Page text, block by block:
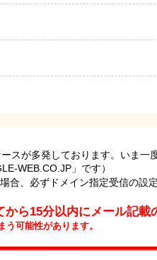
スが多発しております。いま一
WEB.CO.JP」です）
、必ずドメイン指定受信の設
ら15分以内にメール記載
可能性があります。